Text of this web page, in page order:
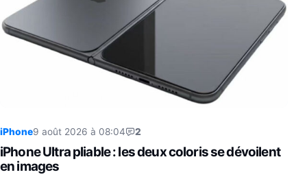
iPhone9 août 2026 à 08:04 2
iPhone Ultra pliable : les deux coloris se dévoilent
en images